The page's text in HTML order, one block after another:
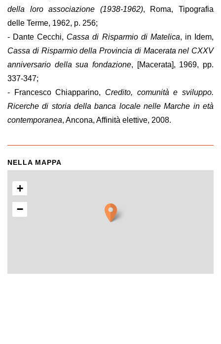
della loro associazione (1938-1962), Roma, Tipografia
delle Terme, 1962, p. 256;
- Dante Cecchi, Cassa di Risparmio di Matelica, in Idem,
Cassa di Risparmio della Provincia di Macerata nel CXXV
anniversario della sua fondazione, [Macerata], 1969, pp.
337-347;
- Francesco Chiapparino, Credito, comunità e sviluppo.
Ricerche di storia della banca locale nelle Marche in età
contemporanea, Ancona, Affinità elettive, 2008.
NELLA MAPPA
+
−